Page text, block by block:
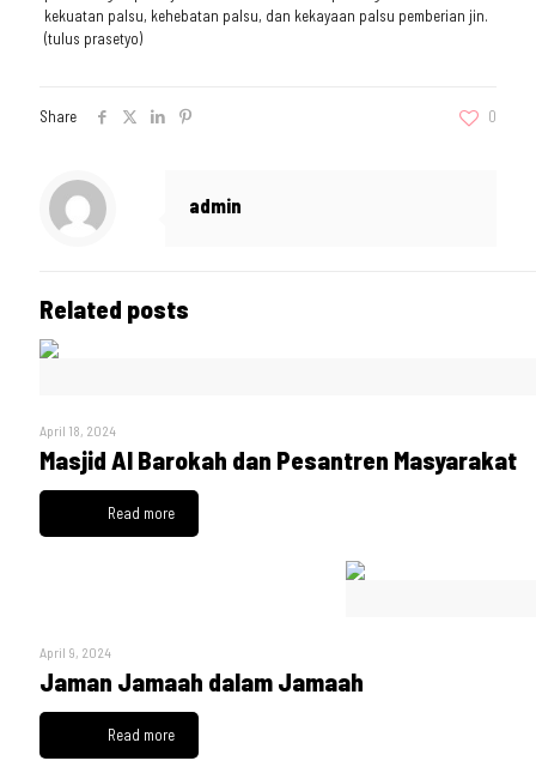
kekuatan palsu, kehebatan palsu, dan kekayaan palsu pemberian jin.
(tulus prasetyo)
Share 0
admin
Related posts
April 18, 2024
Masjid Al Barokah dan Pesantren Masyarakat
Read more
April 9, 2024
Jaman Jamaah dalam Jamaah
Read more